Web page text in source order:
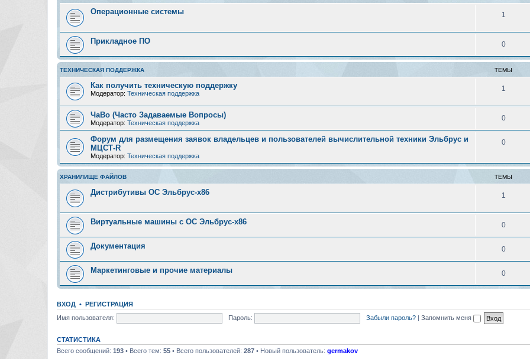
Операционные системы 1
Прикладное ПО 0
ТЕХНИЧЕСКАЯ ПОДДЕРЖКА ТЕМЫ
Как получить техническую поддержку
Модератор: Техническая поддержка
1
ЧаВо (Часто Задаваемые Вопросы)
Модератор: Техническая поддержка
0
Форум для размещения заявок владельцев и пользователей вычислительной техники Эльбрус и
МЦСТ-R
Модератор: Техническая поддержка
0
ХРАНИЛИЩЕ ФАЙЛОВ ТЕМЫ
Дистрибутивы ОС Эльбрус-x86 1
Виртуальные машины с ОС Эльбрус-x86 0
Документация 0
Маркетинговые и прочие материалы 0
ВХОД • РЕГИСТРАЦИЯ
Имя пользователя:
Пароль: Забыли пароль? | Запомнить меня
СТАТИСТИКА
Всего сообщений: 193 • Всего тем: 55 • Всего пользователей: 287 • Новый пользователь: germakov